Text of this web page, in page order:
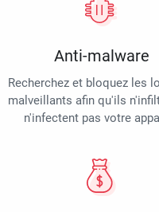
Anti-malware
Recherchez et bloquez les
malveillants afin qu'ils
n'infectent pas votre